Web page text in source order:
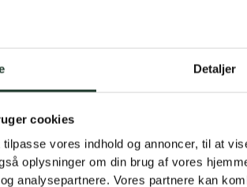
Detaljer
cookies
vores indhold og annoncer, til at
oplysninger om din brug af vores
analysepartnere. Vores partnere kan
CookieConse Cookiebot
Gemmer
cookie-
tilstand for
domæne.
object(#-#-
##:#:#.#)
tidszone.